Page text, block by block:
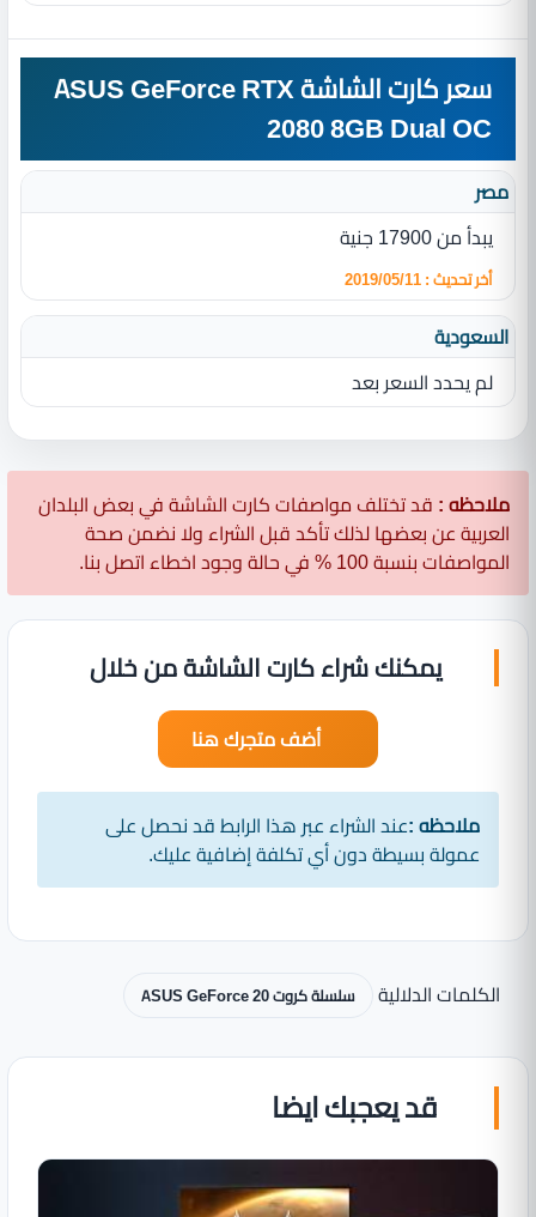
سعر كارت الشاشة ASUS GeForce RTX
2080 8GB Dual OC
مصر
يبدأ من 17900 جنية
أخر تحديث : 2019/05/11
السعودية
لم يحدد السعر بعد
ملاحظه : قد تختلف مواصفات كارت الشاشة في بعض البلدان
العربية عن بعضها لذلك تأكد قبل الشراء ولا نضمن صحة
المواصفات بنسبة 100 % في حالة وجود اخطاء اتصل بنا.
يمكنك شراء كارت الشاشة من خلال
أضف متجرك هنا
ملاحظه :عند الشراء عبر هذا الرابط قد نحصل على
عمولة بسيطة دون أي تكلفة إضافية عليك.
الكلمات الدلالية سلسلة كروت ASUS GeForce 20
قد يعجبك ايضا